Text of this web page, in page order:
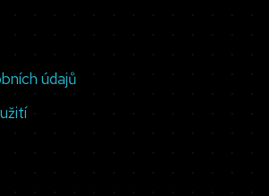
údajů